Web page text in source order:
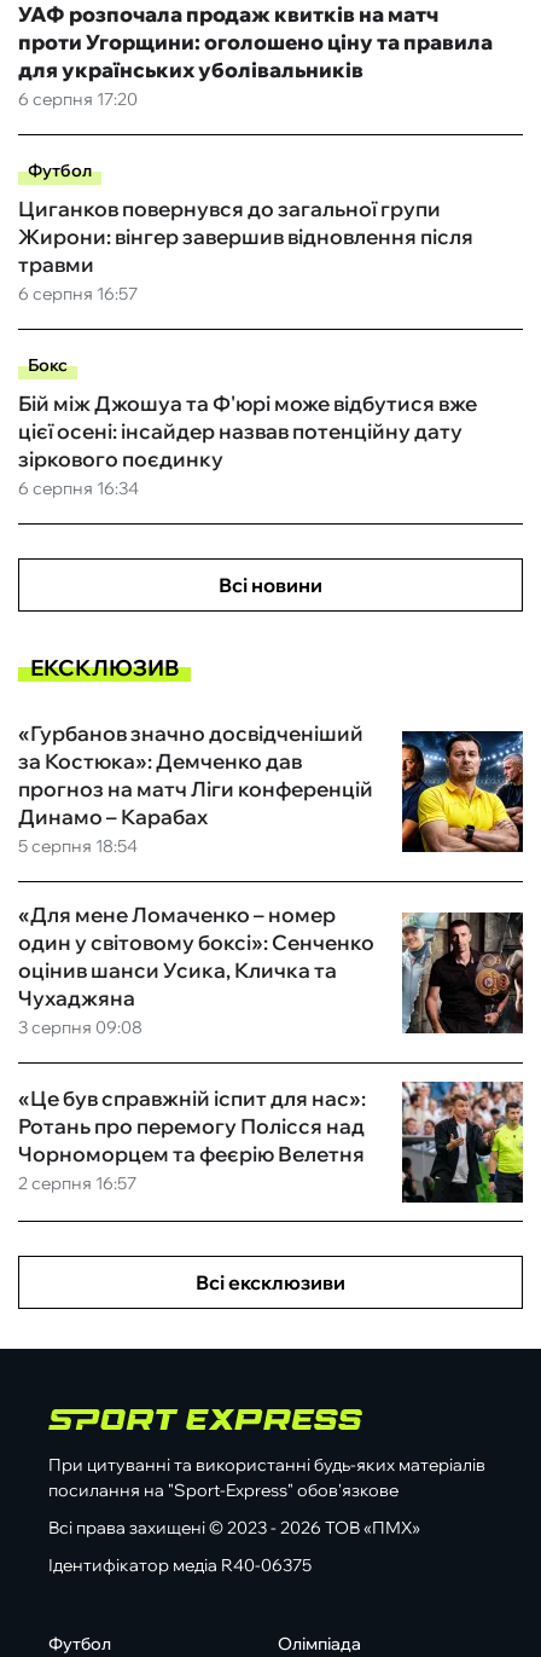
6 серпня 17:20
УАФ розпочала продаж квитків на матч
проти Угорщини: оголошено ціну та правила
для українських уболівальників
Футбол
6 серпня 16:57
Циганков повернувся до загальної групи
Жирони: вінгер завершив відновлення після
травми
Бокс
6 серпня 16:34
Бій між Джошуа та Ф'юрі може відбутися вже
цієї осені: інсайдер назвав потенційну дату
зіркового поєдинку
Всі новини
ЕКСКЛЮЗИВ
5 серпня 18:54
«Гурбанов значно досвідченіший
за Костюка»: Демченко дав
прогноз на матч Ліги конференцій
Динамо – Карабах
3 серпня 09:08
«Для мене Ломаченко – номер
один у світовому боксі»: Сенченко
оцінив шанси Усика, Кличка та
Чухаджяна
2 серпня 16:57
«Це був справжній іспит для нас»:
Ротань про перемогу Полісся над
Чорноморцем та феєрію Велетня
Всі ексклюзиви
При цитуванні та використанні будь-яких матеріалів
посилання на "Sport-Express" обов'язкове
Всі права захищені © 2023 - 2026 ТОВ «ПМХ»
Ідентифікатор медіа R40-06375
Футбол
Олімпіада